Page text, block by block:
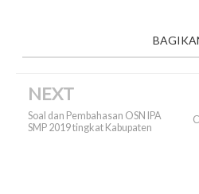
NEXT
Soal dan Pembahasan OSN IPA
SMP 2019 tingkat Kabupaten